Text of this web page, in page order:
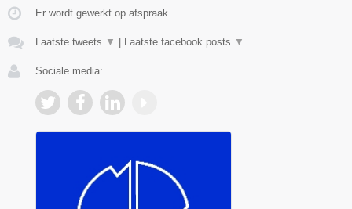
Er wordt gewerkt op afspraak.
Laatste tweets ▼ Laatste facebook posts ▼
Sociale media: